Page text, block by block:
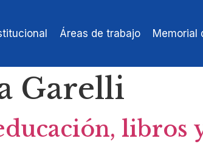
Áreas de trabajo Memorial
Garelli
libros